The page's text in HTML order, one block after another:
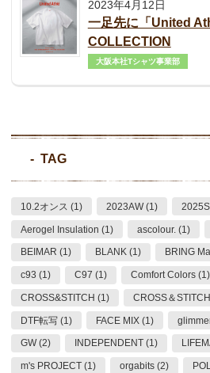
2023年4月12日
一足先に「United
COLLECTION
大阪本社Tシャツ事業部
TAG
10.2オンス (1) 2023AW (1)
Aerogel Insulation (1) ascolour. (1)
BEIMAR (1) BLANK (1) BRING
c93 (1) C97 (1) Comfort Colors (1)
CROSS&STITCH (1) CROSS＆
DTF転写 (1) FACE MIX (1)
GW (2) INDEPENDENT (1)
m's PROJECT (1) orgabits (2)